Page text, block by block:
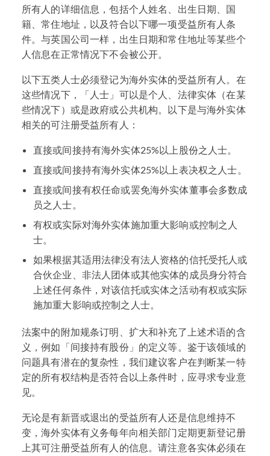
所有人的详细信息，包括个人姓名、出生日期、国
籍、常住地址，以及符合以下哪一项受益所有人条
件。与英国公司一样，出生日期和常住地址等某些个
人信息在正常情况下不会被公开。
以下五类人士必须登记为海外实体的受益所有人。在
这些情况下，「人士」可以是个人、法律实体（在某
些情况下）或是政府或公共机构。以下是与海外实体
相关的可注册受益所有人：
直接或间接持有海外实体25%以上股份之人士。
直接或间接持有海外实体25%以上表决权之人士。
直接或间接有权任命或罢免海外实体董事会多数成
员之人士。
有权或实际对海外实体施加重大影响或控制之人
士。
如果根据其适用法律没有法人资格的信托受托人或
合伙企业、非法人团体或其他实体的成员身分符合
上述任何条件，对该信托或实体之活动有权或实际
施加重大影响或控制之人士。
法案中的附加规条订明、扩大和补充了上述术语的含
义，例如「间接持有股份」的定义等。鉴于该领域的
问题具有潜在的复杂性，我们建议客户在判断某一特
定的所有权结构是否符合以上条件时，应寻求专业意
见。
无论是有新晋或退出的受益所有人还是信息维持不
变，海外实体有义务每年向相关部门定期更新登记册
上其可注册受益所有人的信息。请注意各实体必须在